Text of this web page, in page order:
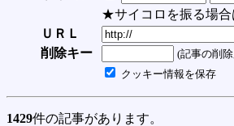
★サイコロを振る場合
ＵＲＬ
削除キー
(記事の削
クッキー情報を保存
1429件の記事があります。